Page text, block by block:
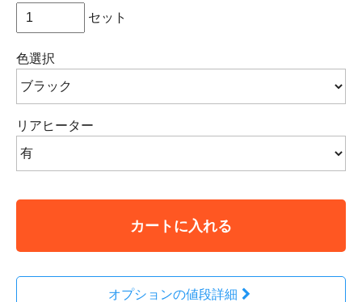
セット
色選択
リアヒーター
カートに入れる
オプションの値段詳細